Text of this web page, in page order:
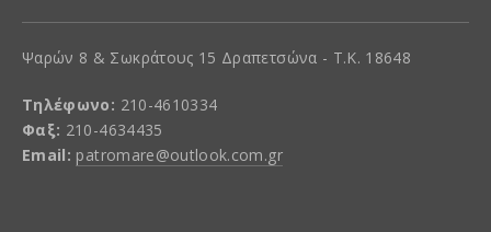
Ψαρών 8 & Σωκράτους 15 Δραπετσώνα - Τ.Κ. 18648
Τηλέφωνο: 210-4610334
Φαξ: 210-4634435
Email: patromare@outlook.com.gr